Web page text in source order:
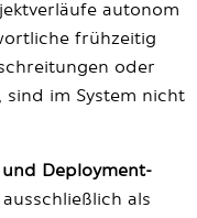
autonom
frühzeitig
oder
sind im System nicht
Deployment-
als